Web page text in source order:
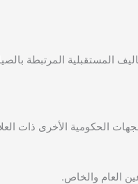
تقارب 3%، ولكنه يساهم في تقليل التكاليف المستقبلية
الحكومية الأخرى ذات
العام والخاص.